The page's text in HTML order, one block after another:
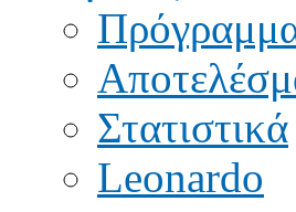
Στατιστικά
Leonardo